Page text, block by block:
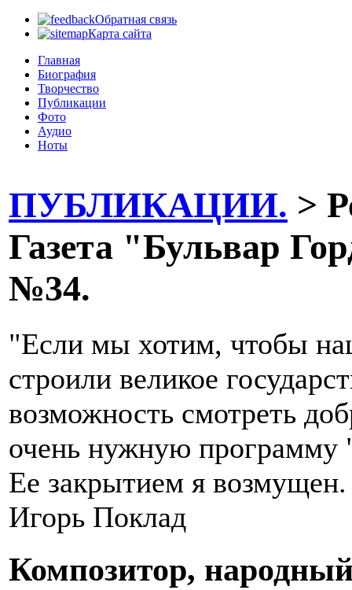
Обратная связь
Карта сайта
Главная
Биография
Творчество
Публикации
Фото
Аудио
Ноты
ПУБЛИКАЦИИ. >
Газета "Бульвар
№34.
"Если мы хотим, чтобы
строили великое
возможность смотреть
очень нужную программу
Ее закрытием я
Игорь Поклад
Композитор,